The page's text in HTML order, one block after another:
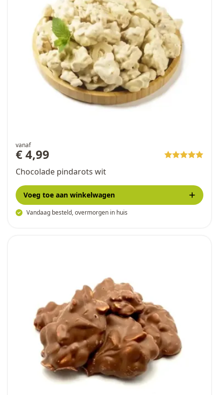
vanaf
€ 4,99
Chocolade pindarots wit
Vandaag besteld, overmorgen in huis
Voeg toe aan winkelwagen